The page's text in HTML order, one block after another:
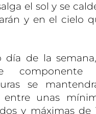
el sol y se
y en el cielo
día de la
se
entre unas
y máximas de